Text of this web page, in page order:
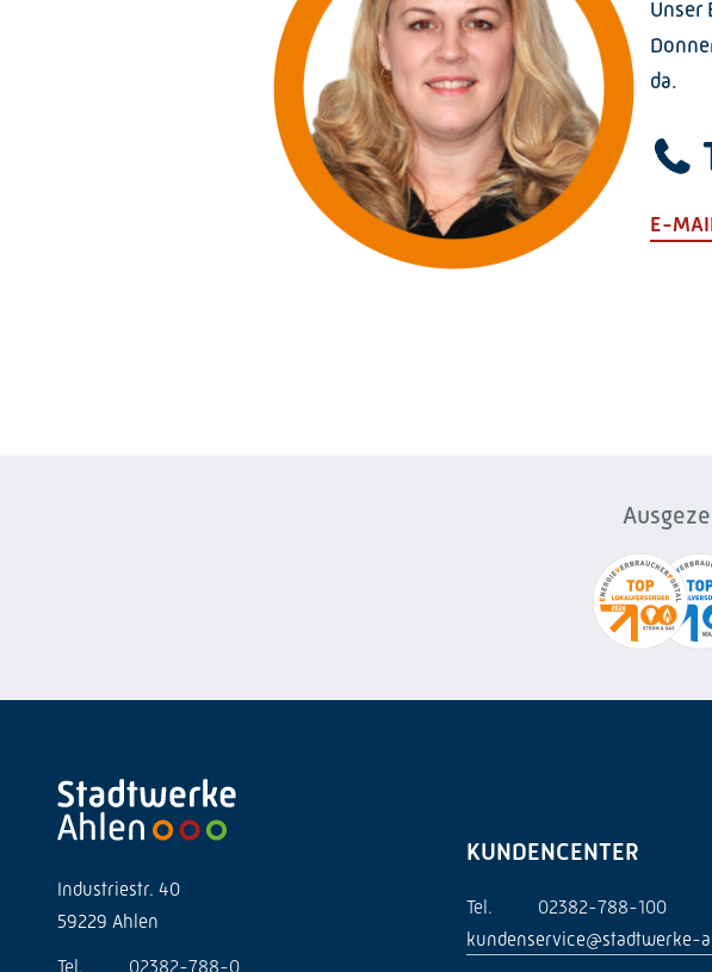
Unser
da.
E-
Industriestr. 40
59229 Ahlen
Tel. 02382-788-0
KUNDENCENTER
Tel.
02382-788-100
kundenservice@stadtwerke-